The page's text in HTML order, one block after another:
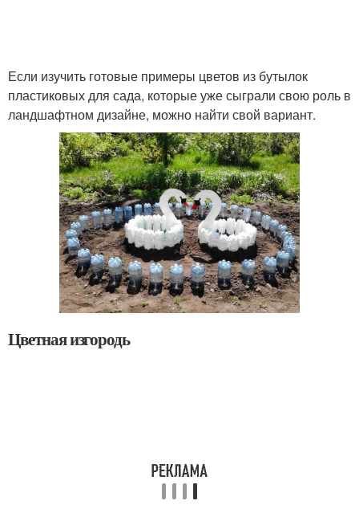
Если изучить готовые примеры цветов из бутылок
пластиковых для сада, которые уже сыграли свою роль в
ландшафтном дизайне, можно найти свой вариант.
Цветная изгородь